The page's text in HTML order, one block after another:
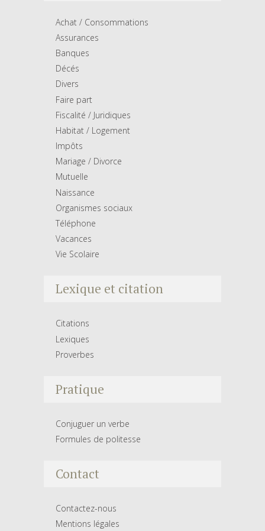
Achat / Consommations
Assurances
Banques
Décés
Divers
Faire part
Fiscalité / Juridiques
Habitat / Logement
Impôts
Mariage / Divorce
Mutuelle
Naissance
Organismes sociaux
Téléphone
Vacances
Vie Scolaire
Lexique et citation
Citations
Lexiques
Proverbes
Pratique
Conjuguer un verbe
Formules de politesse
Contact
Contactez-nous
Mentions légales